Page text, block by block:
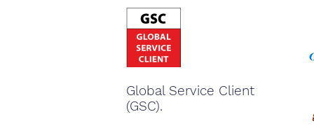
Global Service Client
(GSC).